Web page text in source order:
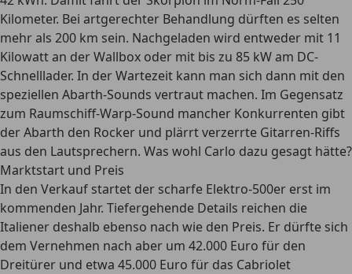
Kilometer. Bei artgerechter Behandlung dürften es selten
mehr als 200 km sein. Nachgeladen wird entweder mit 11
Kilowatt an der Wallbox oder mit bis zu 85 kW am DC-
Schnelllader. In der Wartezeit kann man sich dann mit den
speziellen Abarth-Sounds vertraut machen. Im Gegensatz
zum Raumschiff-Warp-Sound mancher Konkurrenten gibt
der Abarth den Rocker und plärrt verzerrte Gitarren-Riffs
aus den Lautsprechern. Was wohl Carlo dazu gesagt hätte?
Marktstart und Preis
In den Verkauf startet der scharfe Elektro-500er erst im
kommenden Jahr. Tiefergehende Details reichen die
Italiener deshalb ebenso nach wie den Preis. Er dürfte sich
dem Vernehmen nach aber um 42.000 Euro für den
Dreitürer und etwa 45.000 Euro für das Cabriolet